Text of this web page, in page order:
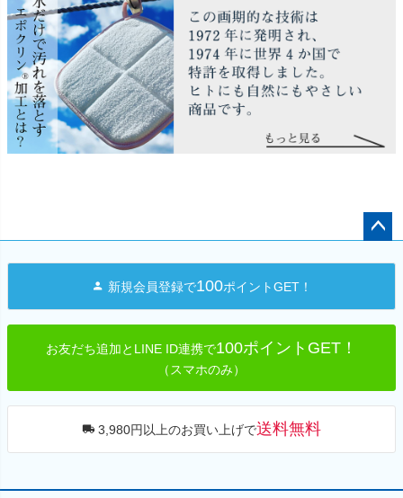
へ
新規会員登録で100ポイントGET！
お友だち追加とLINE ID連携で100ポイントGET！
（スマホのみ）
3,980円以上のお買い上げで送料無料